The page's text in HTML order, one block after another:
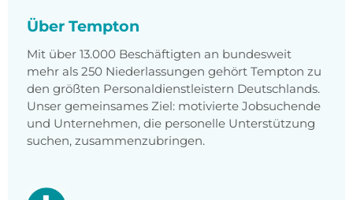
Über Tempton
Mit über 13.000 Beschäftigten an bundesweit
mehr als 250 Niederlassungen gehört Tempton zu
den größten Personaldienstleistern Deutschlands.
Unser gemeinsames Ziel: motivierte Jobsuchende
und Unternehmen, die personelle Unterstützung
suchen, zusammenzubringen.